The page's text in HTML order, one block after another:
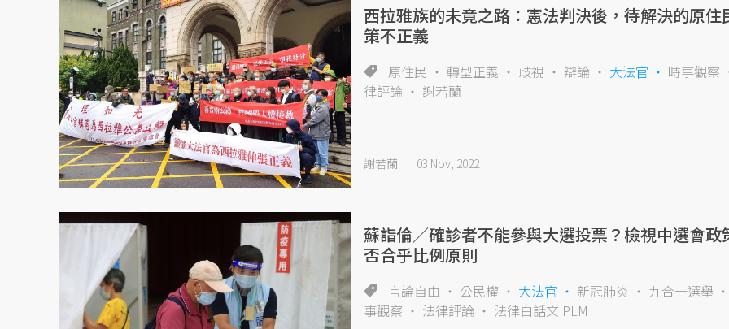
西拉雅族的未竟之路：憲法判決後，待解決的原住
策不正義
原住民 轉型正義 歧視 辯論 大法官 時事觀察
律評論
謝若蘭
謝若蘭 03 Nov, 2022
蘇詣倫／確診者不能參與大選投票？檢視中選會政
否合乎比例原則
言論自由 公民權 大法官 新冠肺炎 九合一選舉
事觀察
法律評論 法律白話文 PLM